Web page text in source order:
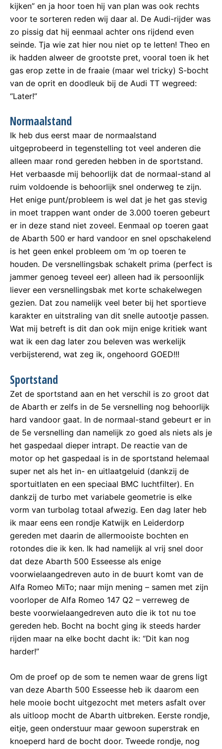
kijken” en ja hoor toen hij van plan was ook rechts
voor te sorteren reden wij daar al. De Audi-rijder was
zo pissig dat hij eenmaal achter ons rijdend even
seinde. Tja wie zat hier nou niet op te letten! Theo en
ik hadden alweer de grootste pret, vooral toen ik het
gas erop zette in de fraaie (maar wel tricky) S-bocht
van de oprit en doodleuk bij de Audi TT wegreed:
“Later!”
Normaalstand
Ik heb dus eerst maar de normaalstand
uitgeprobeerd in tegenstelling tot veel anderen die
alleen maar rond gereden hebben in de sportstand.
Het verbaasde mij behoorlijk dat de normaal-stand al
ruim voldoende is behoorlijk snel onderweg te zijn.
Het enige punt/probleem is wel dat je het gas stevig
in moet trappen want onder de 3.000 toeren gebeurt
er in deze stand niet zoveel. Eenmaal op toeren gaat
de Abarth 500 er hard vandoor en snel opschakelend
is het geen enkel probleem om ‘m op toeren te
houden. De versnellingsbak schakelt prima (perfect is
jammer genoeg teveel eer) alleen had ik persoonlijk
liever een versnellingsbak met korte schakelwegen
gezien. Dat zou namelijk veel beter bij het sportieve
karakter en uitstraling van dit snelle autootje passen.
Wat mij betreft is dit dan ook mijn enige kritiek want
wat ik een dag later zou beleven was werkelijk
verbijsterend, wat zeg ik, ongehoord GOED!!!
Sportstand
Zet de sportstand aan en het verschil is zo groot dat
de Abarth er zelfs in de 5e versnelling nog behoorlijk
hard vandoor gaat. In de normaal-stand gebeurt er in
de 5e versnelling dan namelijk zo goed als niets als je
het gaspedaal dieper intrapt. De reactie van de
motor op het gaspedaal is in de sportstand helemaal
super net als het in- en uitlaatgeluid (dankzij de
sportuitlaten en een speciaal BMC luchtfilter). En
dankzij de turbo met variabele geometrie is elke
vorm van turbolag totaal afwezig. Een dag later heb
ik maar eens een rondje Katwijk en Leiderdorp
gereden met daarin de allermooiste bochten en
rotondes die ik ken. Ik had namelijk al vrij snel door
dat deze Abarth 500 Esseesse als enige
voorwielaangedreven auto in de buurt komt van de
Alfa Romeo MiTo; naar mijn mening – samen met zijn
voorloper de Alfa Romeo 147 Q2 – verreweg de
beste voorwielaangedreven auto die ik tot nu toe
gereden heb. Bocht na bocht ging ik steeds harder
rijden maar na elke bocht dacht ik: “Dit kan nog
harder!”
Om de proef op de som te nemen waar de grens ligt
van deze Abarth 500 Esseesse heb ik daarom een
hele mooie bocht uitgezocht met meters asfalt over
als uitloop mocht de Abarth uitbreken. Eerste rondje,
eitje, geen onderstuur maar gewoon superstrak en
knoeperd hard de bocht door. Tweede rondje, nog